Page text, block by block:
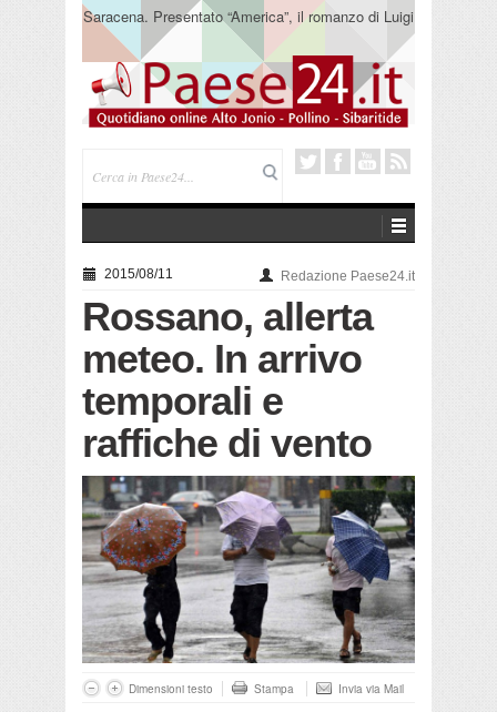
Saracena. Presentato “America”, il romanzo di Luigi
Pandolfi che racconta l’emigrazione
2015/08/11 Redazione Paese24.it
Rossano, allerta
meteo. In arrivo
temporali e
raffiche di vento
Dimensioni testo Stampa Invia via Mail